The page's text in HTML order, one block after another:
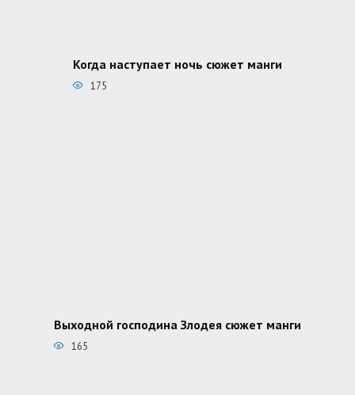
Когда наступает ночь сюжет манги
175
Выходной господина Злодея сюжет манги
165